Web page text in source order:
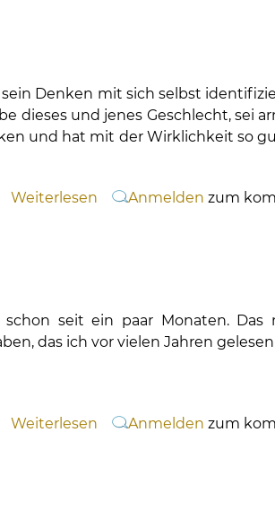
Denken mit sich selbst
dieses und jenes Geschlecht, sei
und hat mit der Wirklichkeit so
Weiterlesen überAnmelden zum
seit ein paar Monaten. Das
das ich vor vielen Jahren
Weiterlesen überAnmelden zum